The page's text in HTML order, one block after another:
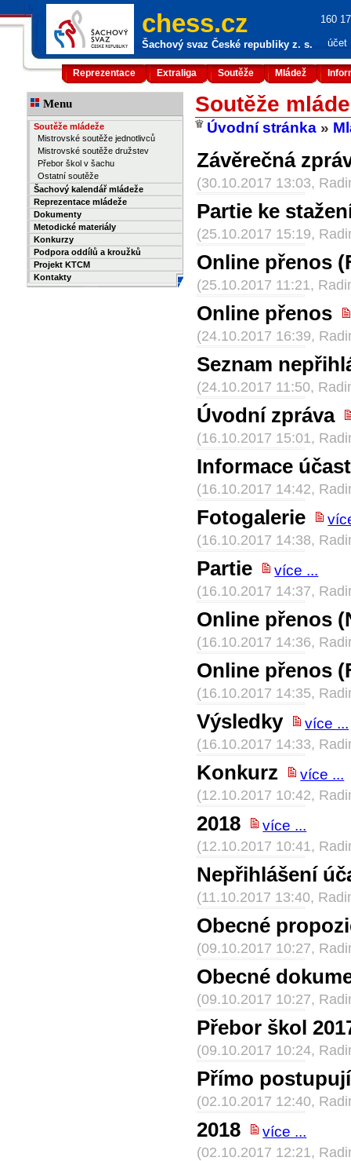
chess.cz
Šachový svaz České republiky z. s.
160
účet
Reprezentace Extraliga Soutěže Mládež
Menu
Soutěže mládeže
Mistrovské soutěže jednotlivců
Mistrovské soutěže družstev
Přebor škol v šachu
Ostatní soutěže
Šachový kalendář mládeže
Reprezentace mládeže
Dokumenty
Metodické materiály
Konkurzy
Podpora oddílů a kroužků
Projekt KTCM
Kontakty
Soutěže
Úvodní stránka »
Závěrečná
(30.10.2017 13:03,
Partie ke
(25.10.2017 15:19,
Online přenos
(25.10.2017 11:21,
Online přenos
(24.10.2017 16:39,
Seznam
(24.10.2017 11:50,
Úvodní zpráva
(16.10.2017 15:01,
Informace
(16.10.2017 14:42,
Fotogalerie
(16.10.2017 14:38,
Partie více ...
(16.10.2017 14:37,
Online přenos
(16.10.2017 14:36,
Online přenos
(16.10.2017 14:35,
Výsledky více ...
(16.10.2017 14:33,
Konkurz více ...
(12.10.2017 10:42,
2018 více ...
(12.10.2017 10:41,
Nepřihlášení
(11.10.2017 13:40,
Obecné
(09.10.2017 10:27,
Obecné
(09.10.2017 10:27,
Přebor škol
(09.10.2017 10:24,
Přímo
(02.10.2017 12:40,
2018 více ...
(02.10.2017 12:21,